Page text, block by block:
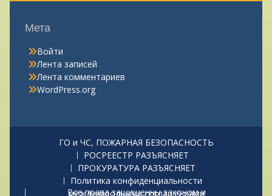
Мета
Войти
Лента записей
Лента комментариев
WordPress.org
ГО и ЧС, ПОЖАРНАЯ БЕЗОПАСНОСТЬ
РОСРЕЕСТР РАЗЪЯСНЯЕТ
ПРОКУРАТУРА РАЗЪЯСНЯЕТ
Политика конфиденциальности
Все права защищенны законом и международными соглашениями